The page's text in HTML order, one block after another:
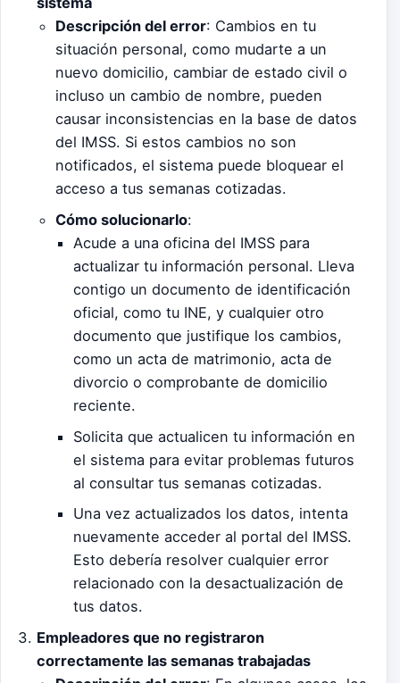
Descripción del error: Cambios en tu
situación personal, como mudarte a un
nuevo domicilio, cambiar de estado civil o
incluso un cambio de nombre, pueden
causar inconsistencias en la base de datos
del IMSS. Si estos cambios no son
notificados, el sistema puede bloquear el
acceso a tus semanas cotizadas.
Cómo solucionarlo:
Acude a una oficina del IMSS para
actualizar tu información personal. Lleva
contigo un documento de identificación
oficial, como tu INE, y cualquier otro
documento que justifique los cambios,
como un acta de matrimonio, acta de
divorcio o comprobante de domicilio
reciente.
Solicita que actualicen tu información en
el sistema para evitar problemas futuros
al consultar tus semanas cotizadas.
Una vez actualizados los datos, intenta
nuevamente acceder al portal del IMSS.
Esto debería resolver cualquier error
relacionado con la desactualización de
tus datos.
Empleadores que no registraron
correctamente las semanas trabajadas